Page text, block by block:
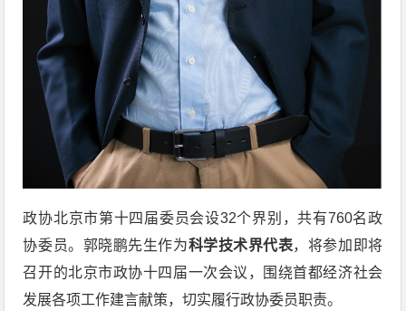
政协北京市第十四届委员会设32个界别，共有760名政
协委员。郭晓鹏先生作为科学技术界代表，将参加即将
召开的北京市政协十四届一次会议，围绕首都经济社会
发展各项工作建言献策，切实履行政协委员职责。